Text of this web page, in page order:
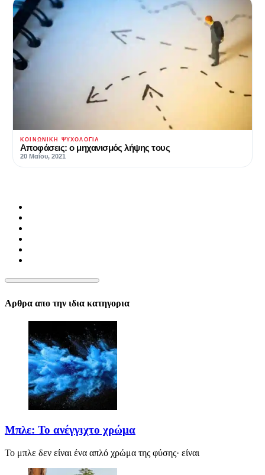
ΚΟΙΝΩΝΙΚΉ ΨΥΧΟΛΟΓΊΑ
Αποφάσεις: ο μηχανισμός λήψης τους
20 Μαΐου, 2021
Αρθρα απο την ιδια κατηγορια
Μπλε: Το ανέγγιχτο χρώμα
Το μπλε δεν είναι ένα απλό χρώμα της φύσης· είναι